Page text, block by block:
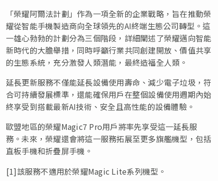
「榮耀阿爾法計劃」作為一項全新的企業戰略，旨在推動榮
耀從智能手機製造商向全球領先的AI終端生態公司轉型。這
一雄心勃勃的計劃分為三個階段，詳細闡述了榮耀邁向智能
新時代的大膽舉措，同時呼籲行業共同創建開放、價值共享
的生態系統，充分激發人類潛能，最終造福全人類。
延長更新服務不僅能延長設備使用壽命、減少電子垃圾，符
合可持續發展標準，還能確保用戶在整個設備使用週期內始
終享受到搭載最新AI技術、安全且高性能的設備體驗。
歐盟地區的榮耀Magic7 Pro用戶將率先享受這一延長服
務。未來，榮耀還會將這一服務拓展至更多旗艦機型，包括
直板手機和折疊屏手機。
[1]該服務不適用於榮耀Magic Lite系列機型。